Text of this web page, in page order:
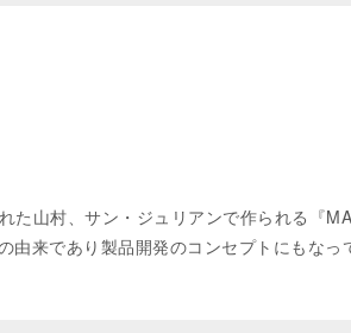
た山村、サン・ジュリアンで作られる『
由来であり製品開発のコンセプトにもなっ